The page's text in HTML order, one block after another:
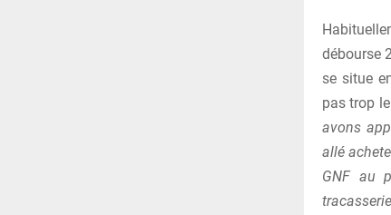
débourse
se situe
pas trop
avons
allé
GNF au